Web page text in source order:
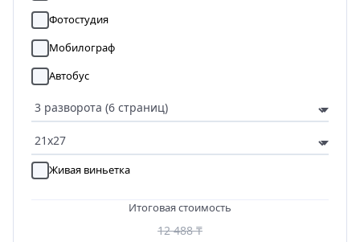
Фотостудия
Мобилограф
Автобус
Живая виньетка
Итоговая стоимость
12 488 ₸